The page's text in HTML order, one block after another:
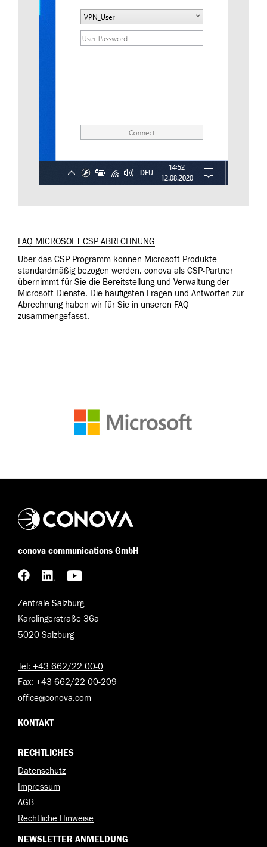
FAQ MICROSOFT CSP ABRECHNUNG
Über das CSP-Programm können Microsoft Produkte
standardmäßig bezogen werden. conova als CSP-Partner
übernimmt für Sie die Bereitstellung und Verwaltung der
Microsoft Dienste. Die häufigsten Fragen und Antworten zur
Abrechnung haben wir für Sie in unseren FAQ
zusammengefasst.
conova communications GmbH
Zentrale Salzburg
Karolingerstraße 36a
5020 Salzburg
Tel: +43 662/22 00-0
Fax: +43 662/22 00-209
office@conova.com
KONTAKT
RECHTLICHES
Datenschutz
Impressum
AGB
Rechtliche Hinweise
NEWSLETTER ANMELDUNG